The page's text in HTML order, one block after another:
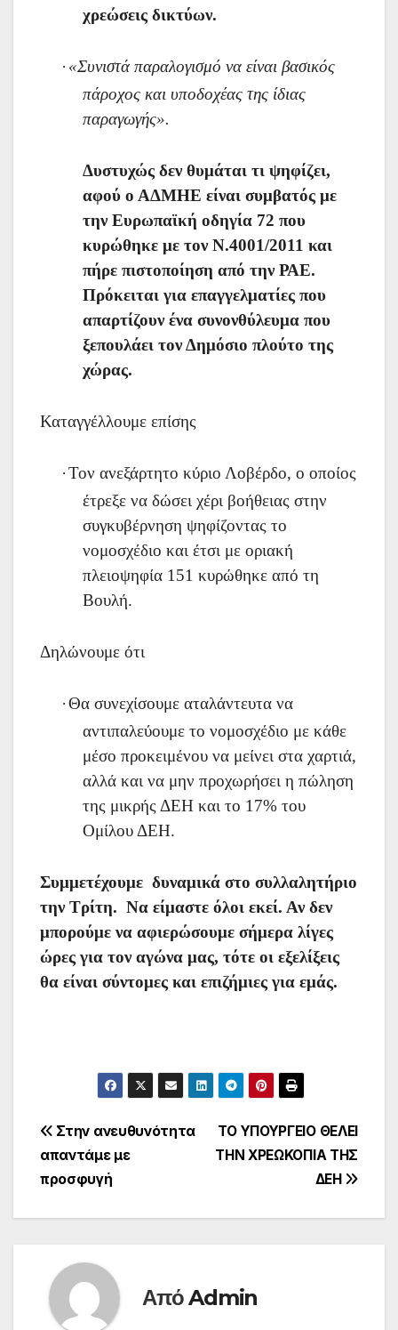
χρεώσεις δικτύων.
·«Συνιστά παραλογισμό να είναι βασικός
πάροχος και υποδοχέας της ίδιας
παραγωγής».
Δυστυχώς δεν θυμάται τι ψηφίζει,
αφού ο ΑΔΜΗΕ είναι συμβατός με
την Ευρωπαϊκή οδηγία 72 που
κυρώθηκε με τον Ν.4001/2011 και
πήρε πιστοποίηση από την ΡΑΕ.
Πρόκειται για επαγγελματίες που
απαρτίζουν ένα συνονθύλευμα που
ξεπουλάει τον Δημόσιο πλούτο της
χώρας.
Καταγγέλλουμε επίσης
·Τον ανεξάρτητο κύριο Λοβέρδο, ο οποίος
έτρεξε να δώσει χέρι βοήθειας στην
συγκυβέρνηση ψηφίζοντας το
νομοσχέδιο και έτσι με οριακή
πλειοψηφία 151 κυρώθηκε από τη
Βουλή.
Δηλώνουμε ότι
·Θα συνεχίσουμε αταλάντευτα να
αντιπαλεύουμε το νομοσχέδιο με κάθε
μέσο προκειμένου να μείνει στα χαρτιά,
αλλά και να μην προχωρήσει η πώληση
της μικρής ΔΕΗ και το 17% του
Ομίλου ΔΕΗ.
Συμμετέχουμε δυναμικά στο συλλαλητήριο
την Τρίτη. Να είμαστε όλοι εκεί. Αν δεν
μπορούμε να αφιερώσουμε σήμερα λίγες
ώρες για τον αγώνα μας, τότε οι εξελίξεις
θα είναι σύντομες και επιζήμιες για εμάς.
Πλοήγηση
άρθρων
ΤΟ ΥΠΟΥΡΓΕΙΟ ΘΕΛΕΙ
ΤΗΝ ΧΡΕΩΚΟΠΙΑ ΤΗΣ
ΔΕΗ
Στην ανευθυνότητα
απαντάμε με
προσφυγή
ΑπόAdmin